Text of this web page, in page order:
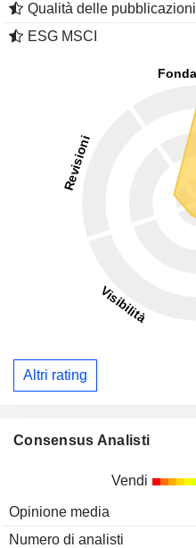
Qualità delle pubblicazioni
ESG MSCI
Altri rating
Consensus Analisti
Vendi
Opinione media
Numero di analisti